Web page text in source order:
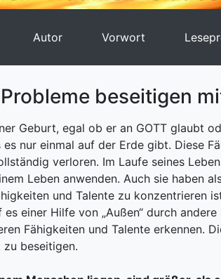
Autor Vorwort
beseitigen
Geburt, egal ob er an GOTT glaubt
es nur einmal auf der Erde gibt. Diese
verloren. Im Laufe seines
Leben anwenden. Auch sie haben
und Talente zu
einer Hilfe von „Außen“ durch
Fähigkeiten und Talente erkennen.
beseitigen.